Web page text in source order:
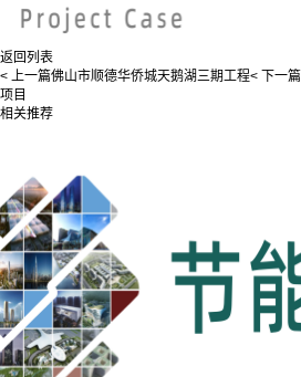
返回列表
< 上一篇佛山市顺德华侨城天鹅湖三期工程< 下一篇
项目
相关推荐